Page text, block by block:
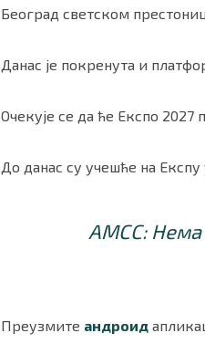
Београд светском
Данас је покренута и
Очекује се да ће Експо
До данас су учешће на
АМСС: Нема
Преузмите андроид